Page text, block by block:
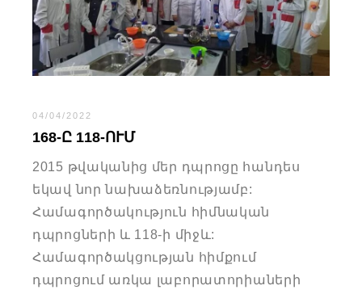
04/04/2022
168-Ը 118-ՈՒՄ
2015 թվականից մեր դպրոցը հանդես
եկավ նոր նախաձեռնությամբ:
Համագործակություն հիմնական
դպրոցների և 118-ի միջև:
Համագործակցության հիմքում
դպրոցում առկա լաբորատորիաների